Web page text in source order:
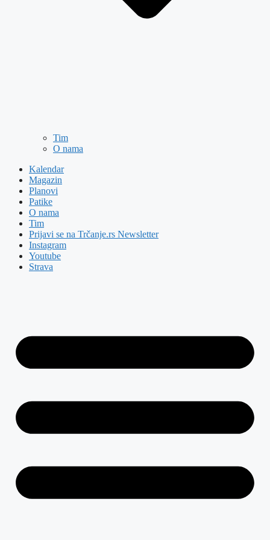
Tim
O nama
Kalendar
Magazin
Planovi
Patike
O nama
Tim
Prijavi se na Trčanje.rs Newsletter
Instagram
Youtube
Strava